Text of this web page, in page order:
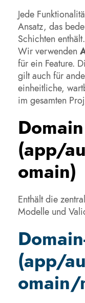
Jede
Ansatz, das
Schichten enthält.
Wir verwenden
für ein Feature.
gilt auch für
einheitliche,
im gesamten
(app/
omain)
Enthält die
Modelle und
(app/
omain/